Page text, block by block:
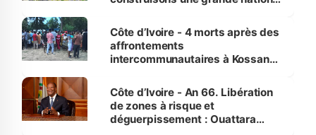
générations futures »
Côte d’Ivoire - 4 morts après des
affrontements
intercommunautaires à Kossandji
milieu des sinistrés
Côte d’Ivoire - An 66. Libération
de zones à risque et
déguerpissement : Ouattara